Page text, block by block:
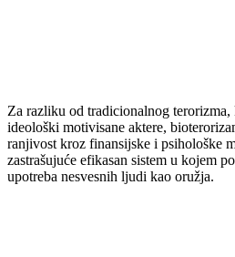
Za razliku od tradicionalnog terorizma,
ideološki motivisane aktere,
ranjivost kroz finansijske i psihološke
zastrašujuće efikasan sistem u kojem
upotreba nesvesnih ljudi kao oružja.